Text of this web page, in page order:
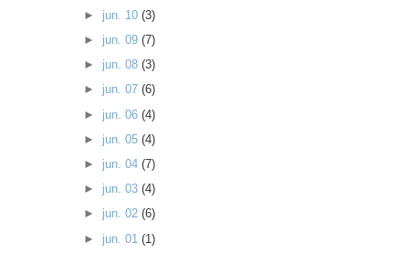
► jun. 10 (3)
► jun. 09 (7)
► jun. 08 (3)
► jun. 07 (6)
► jun. 06 (4)
► jun. 05 (4)
► jun. 04 (7)
► jun. 03 (4)
► jun. 02 (6)
► jun. 01 (1)